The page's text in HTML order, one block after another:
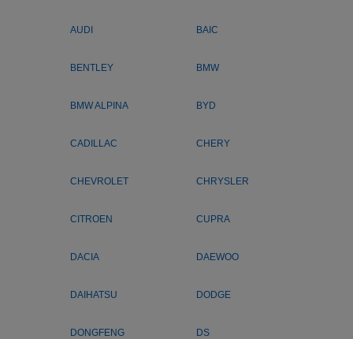
AUDI BAIC
BENTLEY BMW
BMW ALPINA BYD
CADILLAC CHERY
CHEVROLET CHRYSLER
CITROEN CUPRA
DACIA DAEWOO
DAIHATSU DODGE
DONGFENG DS